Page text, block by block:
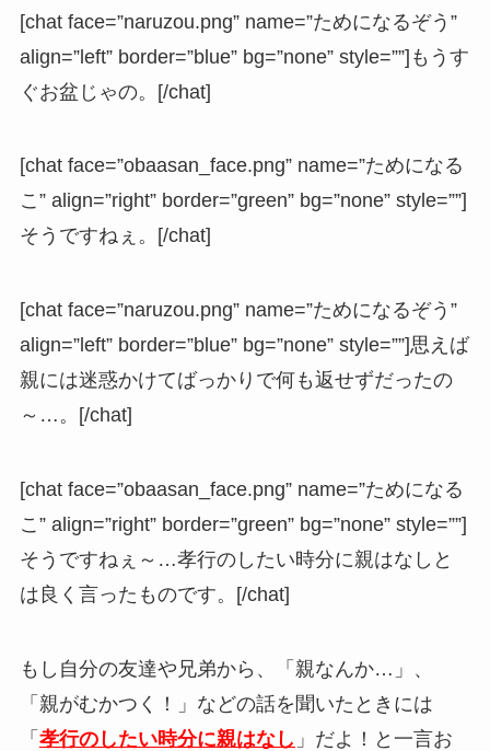
[chat face=”naruzou.png” name=”ためになるぞう”
align=”left” border=”blue” bg=”none” style=””]もうす
ぐお盆じゃの。[/chat]
[chat face=”obaasan_face.png” name=”ためになる
こ” align=”right” border=”green” bg=”none” style=””]
そうですねぇ。[/chat]
[chat face=”naruzou.png” name=”ためになるぞう”
align=”left” border=”blue” bg=”none” style=””]思えば
親には迷惑かけてばっかりで何も返せずだったの
～…。[/chat]
[chat face=”obaasan_face.png” name=”ためになる
こ” align=”right” border=”green” bg=”none” style=””]
そうですねぇ～…孝行のしたい時分に親はなしと
は良く言ったものです。[/chat]
もし自分の友達や兄弟から、「親なんか…」、
「親がむかつく！」などの話を聞いたときには
「 孝行のしたい時分に親はなし 」だよ！と一言お